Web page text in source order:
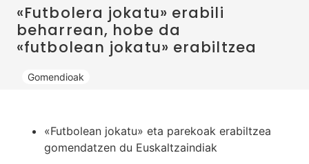
«Futbolera jokatu» erabili
beharrean, hobe da
«futbolean jokatu» erabiltzea
Gomendioak
«Futbolean jokatu» eta parekoak erabiltzea
gomendatzen du Euskaltzaindiak